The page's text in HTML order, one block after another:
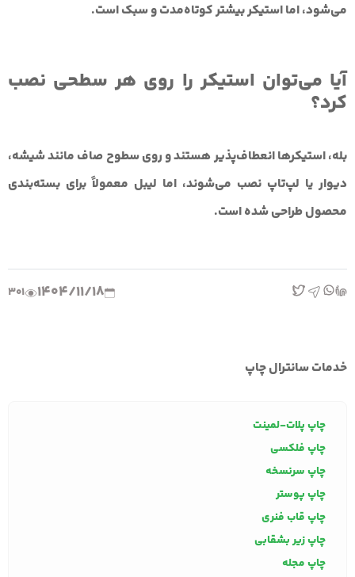
می‌شود، اما استیکر بیشتر کوتاه‌مدت و سبک است.
آیا می‌توان استیکر را روی هر سطحی نصب
کرد؟
بله، استیکرها انعطاف‌پذیر هستند و روی سطوح صاف مانند شیشه،
دیوار یا لپ‌تاپ نصب می‌شوند، اما لیبل معمولاً برای بسته‌بندی
محصول طراحی شده است.
1404/11/18
301
خدمات سانترال چاپ
چاپ پلات-لمینت
چاپ فلکسی
چاپ سرنسخه
چاپ پوستر
چاپ قاب فنری
چاپ زیر بشقابی
چاپ مجله